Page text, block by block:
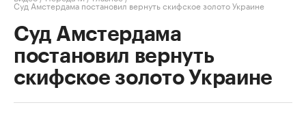
Суд Амстердама постановил вернуть скифское золото Украине
Суд Амстердама
постановил вернуть
скифское золото Украине